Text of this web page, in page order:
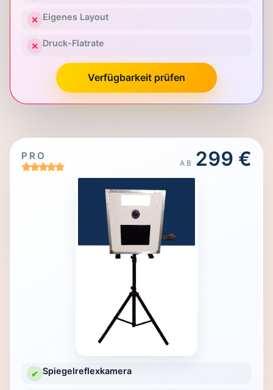
✕ Eigenes Layout
✕ Druck-Flatrate
Verfügbarkeit prüfen
PRO
AB 299 €
✔ Spiegelreflexkamera